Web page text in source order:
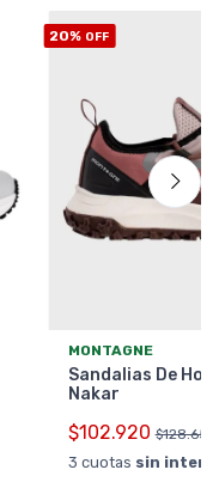
20% OFF
MONTAGNE
Sandalias De
Nakar
$102.920 $128.650
3 cuotas sin